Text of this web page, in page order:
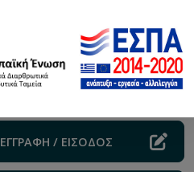
ΕΓΓΡΑΦΗ / ΕΙΣΟΔΟΣ